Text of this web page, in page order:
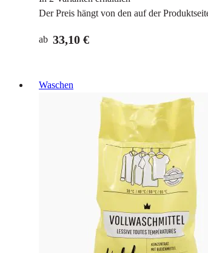
Der Preis hängt von den auf der
ab 33,10 €
Waschen